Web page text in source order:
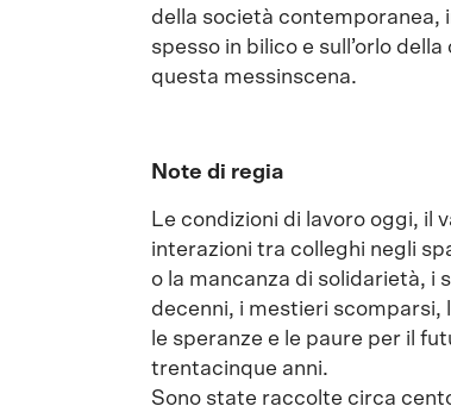
della società contemporanea,
spesso in bilico e sull’orlo
questa messinscena.
Note di regia
Le condizioni di lavoro oggi, il
interazioni tra colleghi negli
o la mancanza di solidarietà, i
decenni, i mestieri scomparsi,
le speranze e le paure per il
trentacinque anni.
Sono state raccolte circa